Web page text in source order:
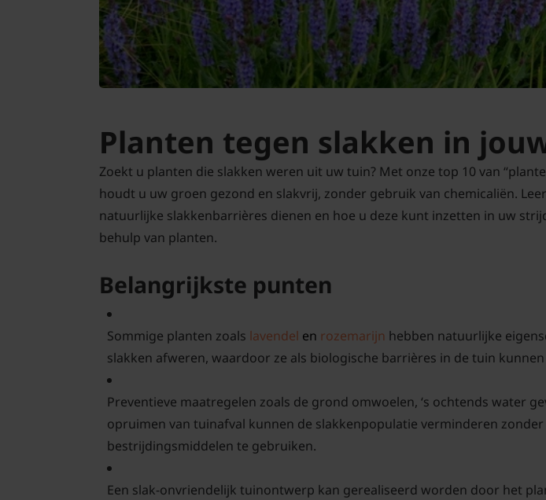
Leibomen
Bloembollen
Tuinbenodigdheden
Bloempotten
Planten tegen slakken in
Zoekt u planten die slakken weren uit uw tuin? Met onze top 10 van
houdt u uw groen gezond en slakvrij, zonder gebruik van chemicaliën.
natuurlijke slakkenbarrières dienen en hoe u deze kunt inzetten in uw
behulp van planten.
Belangrijkste punten
Sommige planten zoals lavendel en rozemarijn hebben natuurlijke
slakken afweren, waardoor ze als biologische barrières in de tuin
Preventieve maatregelen zoals de grond omwoelen, ‘s ochtends water
opruimen van tuinafval kunnen de slakkenpopulatie verminderen zonder
bestrijdingsmiddelen te gebruiken.
Een slak-onvriendelijk tuinontwerp kan gerealiseerd worden door het